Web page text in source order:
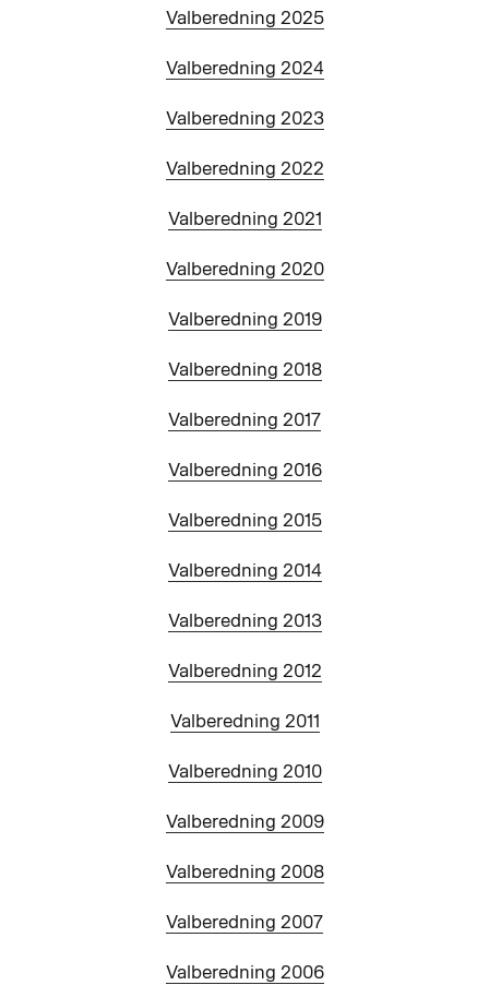
Valberedning 2025
Valberedning 2024
Valberedning 2023
Valberedning 2022
Valberedning 2021
Valberedning 2020
Valberedning 2019
Valberedning 2018
Valberedning 2017
Valberedning 2016
Valberedning 2015
Valberedning 2014
Valberedning 2013
Valberedning 2012
Valberedning 2011
Valberedning 2010
Valberedning 2009
Valberedning 2008
Valberedning 2007
Valberedning 2006